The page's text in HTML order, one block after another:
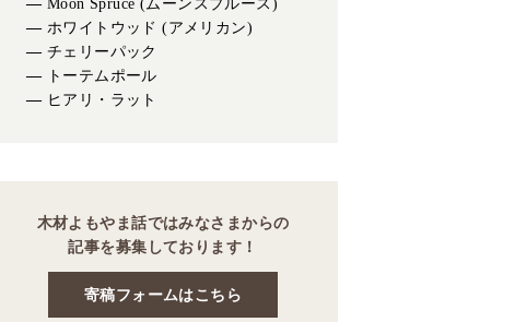
Moon Spruce (ムーンスプルース)
ホワイトウッド (アメリカン)
チェリーパック
トーテムポール
ヒアリ・ラット
木材よもやま話ではみなさまからの
記事を募集しております！
寄稿フォームはこちら